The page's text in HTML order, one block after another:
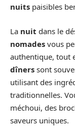
nuits paisibles
La nuit dans le
nomades vous
authentique, tout
dîners sont
utilisant des
traditionnelles.
méchoui, des
saveurs uniques.